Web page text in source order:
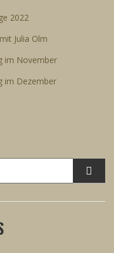
2022
Julia Olm
im November
im Dezember